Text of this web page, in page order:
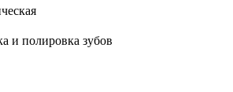
и полировка зубов